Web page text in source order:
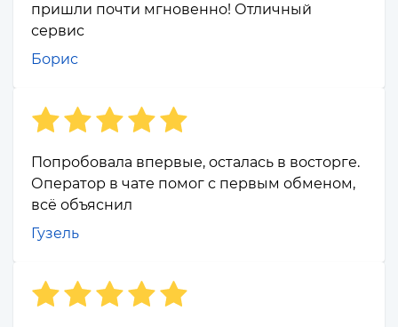
пришли почти мгновенно! Отличный
сервис
Борис
Попробовала впервые, осталась в восторге.
Оператор в чате помог с первым обменом,
всё объяснил
Гузель